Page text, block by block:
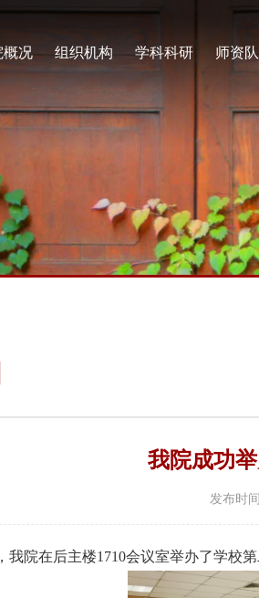
概况 组织机构 学科科研 师资
我院成功
发布时
我院在后主楼1710会议室举办了学校